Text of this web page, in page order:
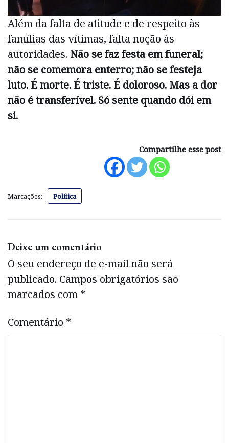
Além da falta de atitude e de respeito às
famílias das vítimas, falta noção às
autoridades. Não se faz festa em funeral;
não se comemora enterro; não se festeja
luto. É morte. É triste. É doloroso. Mas a dor
não é transferível. Só sente quando dói em
si.
Compartilhe esse post
Marcações: Política
Deixe um comentário
O seu endereço de e-mail não será
publicado. Campos obrigatórios são
marcados com *
Comentário *